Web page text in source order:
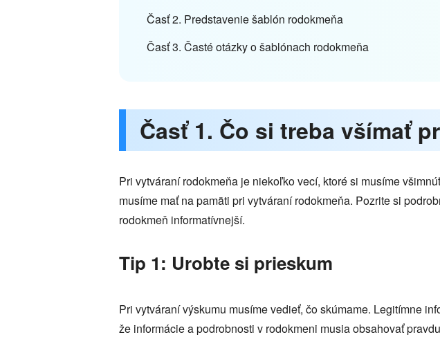
Časť 2. Predstavenie šablón rodokmeňa
Časť 3. Časté otázky o šablónach rodokmeňa
Časť 1. Čo si treba všímať
Pri vytváraní rodokmeňa je niekoľko vecí, ktoré si musíme
musíme mať na pamäti pri vytváraní rodokmeňa. Pozrite si
rodokmeň informatívnejší.
Tip 1: Urobte si prieskum
Pri vytváraní výskumu musíme vedieť, čo skúmame. Legitímne
že informácie a podrobnosti v rodokmeni musia obsahovať